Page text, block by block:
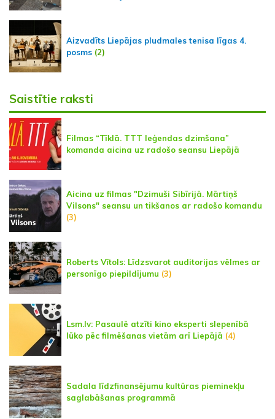
Aizvadīts Liepājas pludmales tenisa līgas 4.
posms (2)
Saistītie raksti
Filmas “Tīklā. TTT leģendas dzimšana”
komanda aicina uz radošo seansu Liepājā
Aicina uz filmas "Dzimuši Sibīrijā. Mārtiņš
Vilsons" seansu un tikšanos ar radošo komandu
(3)
Roberts Vītols: Līdzsvarot auditorijas vēlmes ar
personīgo piepildījumu (3)
Lsm.lv: Pasaulē atzīti kino eksperti slepenībā
lūko pēc filmēšanas vietām arī Liepājā (4)
Sadala līdzfinansējumu kultūras pieminekļu
saglabāšanas programmā